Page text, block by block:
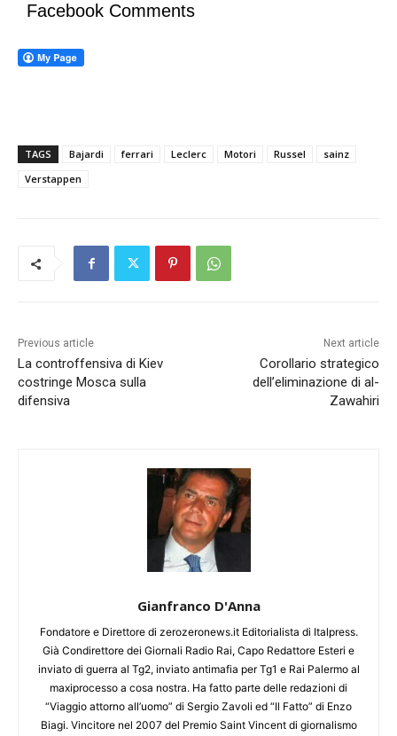
Facebook Comments
TAGS Bajardi ferrari Leclerc Motori Russel
sainz
Verstappen
Previous article
La controffensiva di Kiev
costringe Mosca sulla
difensiva
Next article
Corollario strategico
dell’eliminazione di al-
Zawahiri
Gianfranco D'Anna
Fondatore e Direttore di zerozeronews.it Editorialista di Italpress.
Già Condirettore dei Giornali Radio Rai, Capo Redattore Esteri e
inviato di guerra al Tg2, inviato antimafia per Tg1 e Rai Palermo al
maxiprocesso a cosa nostra. Ha fatto parte delle redazioni di
“Viaggio attorno all’uomo” di Sergio Zavoli ed “Il Fatto” di Enzo
Biagi. Vincitore nel 2007 del Premio Saint Vincent di giornalismo